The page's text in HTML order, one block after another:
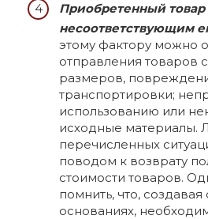
Приобретенный товар
несоответствующим
этому фактору можно
отправления товаров
размеров,
транспортировки;
использованию или
исходные материалы.
перечисленных
поводом к возврату
стоимости товаров.
помнить, что,
основаниях,